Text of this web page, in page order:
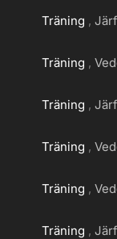
Träning
Träning
Träning
Träning
Träning
Träning